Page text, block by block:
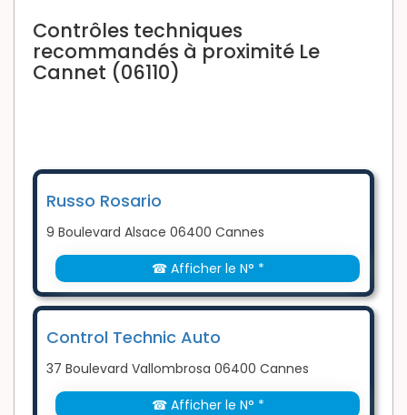
Contrôles techniques
recommandés à proximité Le
Cannet (06110)
Russo Rosario
9 Boulevard Alsace 06400 Cannes
☎ Afficher le N° *
Control Technic Auto
37 Boulevard Vallombrosa 06400 Cannes
☎ Afficher le N° *